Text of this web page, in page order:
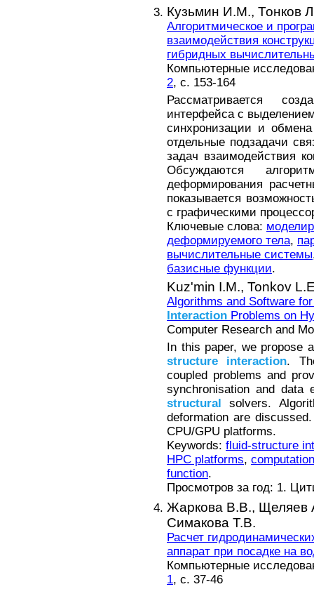
Кузьмин И.М., Тонков
Алгоритмическое и
взаимодействия
гибридных
Компьютерные
2, с. 153-164
Рассматривается
интерфейса с
синхронизации и
отдельные подзадачи
задач взаимодействия
Обсуждаются
деформирования
показывается
с графическими
Ключевые слова:
деформируемого тела,
вычислительные системы
базисные функции.
Kuz'min I.M., Tonkov
Algorithms and Software
Interaction Problems on
Computer Research and
In this paper, we
structure
interaction.
coupled problems and
synchronisation and data
structural
solvers.
deformation are
CPU/GPU platforms.
Keywords: fluid-structure
HPC platforms,
function.
Просмотров за год: 1.
Жаркова В.В., Щеляев
Симакова Т.В.
Расчет
аппарат при посадке на
Компьютерные
1, с. 37-46